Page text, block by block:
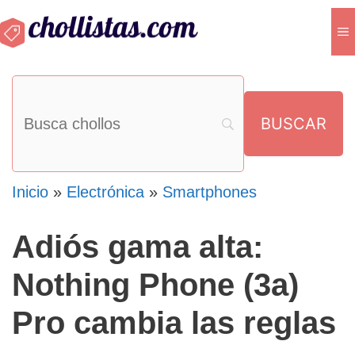
al
Inicio » Electrónica » Smartphones
Adiós gama alta:
Nothing Phone (3a)
Pro cambia las reglas